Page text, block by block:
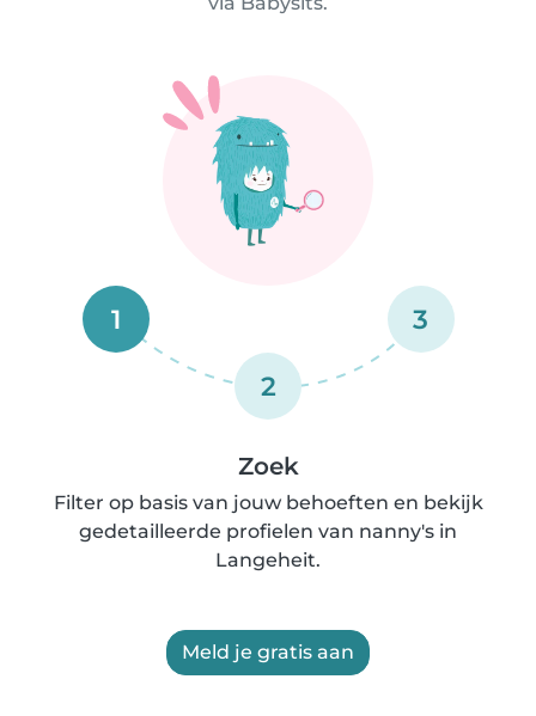
1
2
3
Zoek
Filter op basis van jouw behoeften en bekijk
gedetailleerde profielen van nanny's in
Langeheit.
Meld je gratis aan